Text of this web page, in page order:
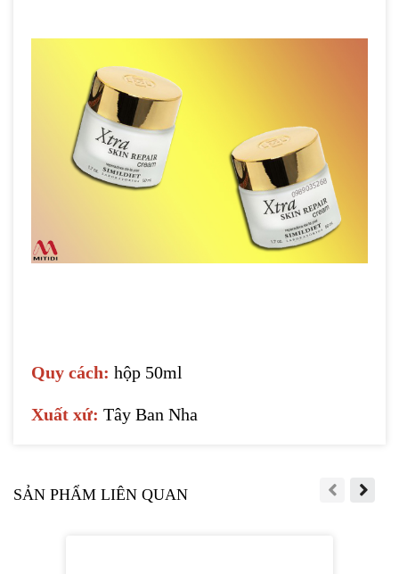
Quy cách: hộp 50ml
Xuất xứ: Tây Ban Nha
SẢN PHẨM LIÊN QUAN